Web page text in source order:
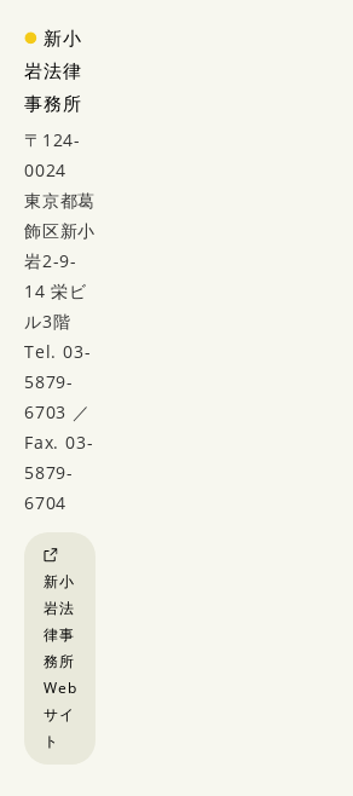
新小
岩法律
事務所
〒124-
0024
東京都葛
飾区新小
岩2-9-
14 栄ビ
ル3階
Tel. 03-
5879-
6703 ／
Fax. 03-
5879-
6704
新小
岩法
律事
務所
Web
サイ
ト